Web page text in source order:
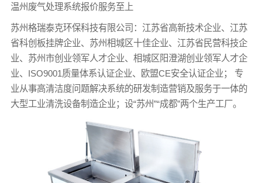
温州废气处理系统报价服务至上
苏州格瑞泰克环保科技有限公司：江苏省高新技术企业、江苏
省科创板挂牌企业、苏州相城区十佳企业、江苏省民营科技企
业、苏州市创业领军人才企业、相城区阳澄湖创业领军人才企
业、ISO9001质量体系认证企业、欧盟CE安全认证企业； 专
业从事高清洁度问题解决系统的研发制造营销及服务于一体的
大型工业清洗设备制造企业；设“苏州”“成都”两个生产工厂。